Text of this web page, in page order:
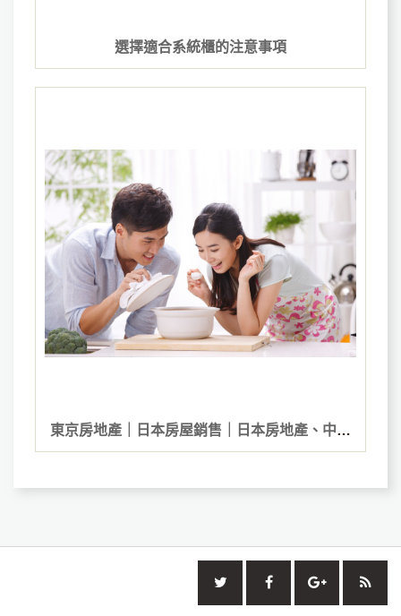
選擇適合系統櫃的注意事項
東京房地產｜日本房屋銷售｜日本房地產、中古
屋、購置、投資、日本不動產